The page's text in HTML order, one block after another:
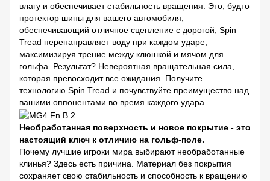
влагу и обеспечивает стабильность вращения. Это, будто
протектор шины для вашего автомобиля,
обеспечивающий отличное сцепление с дорогой, Spin
Tread перенаправляет воду при каждом ударе,
максимизируя трение между клюшкой и мячом для
гольфа. Результат? Невероятная вращательная сила,
которая превосходит все ожидания. Получите
технологию Spin Tread и почувствуйте преимущество над
вашими оппонентами во время каждого удара.
Необработанная поверхность и новое покрытие - это
настоящий ключ к отличию на гольф-поле.
Почему лучшие игроки мира выбирают необработанные
клинья? Здесь есть причина. Материал без покрытия
сохраняет свою стабильность и способность к вращению